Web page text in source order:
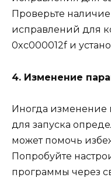
Проверьте
исправлений для
0xc000012f и
4. Изменение
Иногда изменение
для запуска
может помочь
Попробуйте
программы через